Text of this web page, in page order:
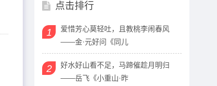
点击排行
1
爱惜芳心莫轻吐，且教桃李闹春风
——金·元好问《同儿
2
好水好山看不足，马蹄催趁月明归
——岳飞《小重山·昨